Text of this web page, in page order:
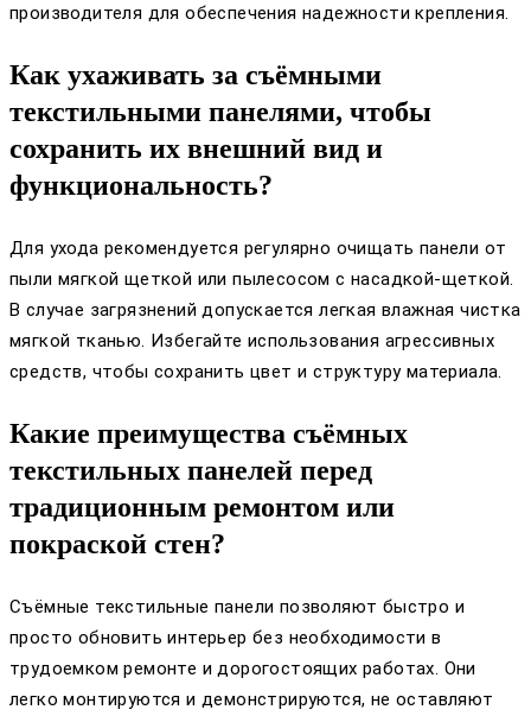
производителя для обеспечения надежности крепления.
Как ухаживать за съёмными
текстильными панелями, чтобы
сохранить их внешний вид и
функциональность?
Для ухода рекомендуется регулярно очищать панели от
пыли мягкой щеткой или пылесосом с насадкой-щеткой.
В случае загрязнений допускается легкая влажная чистка
мягкой тканью. Избегайте использования агрессивных
средств, чтобы сохранить цвет и структуру материала.
Какие преимущества съёмных
текстильных панелей перед
традиционным ремонтом или
покраской стен?
Съёмные текстильные панели позволяют быстро и
просто обновить интерьер без необходимости в
трудоемком ремонте и дорогостоящих работах. Они
легко монтируются и демонстрируются, не оставляют